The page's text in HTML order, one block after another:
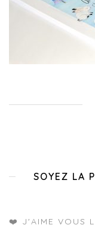
SOYEZ LA
❤️ J'AIME VOUS